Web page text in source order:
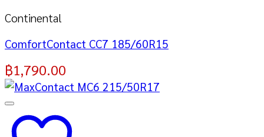
Continental
ComfortContact CC7 185/60R15
฿1,790.00